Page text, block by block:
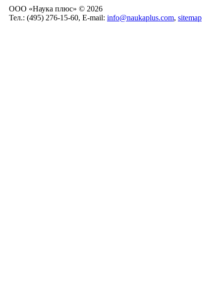
ООО «Наука плюс» © 2026
Тел.: (495) 276-15-60, E-mail: info@naukaplus.com, sitemap